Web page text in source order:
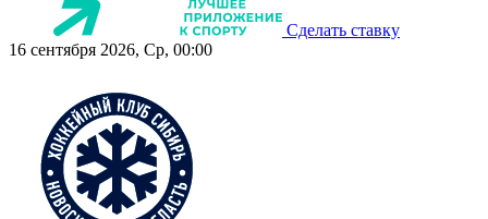
Сделать ставку
16 сентября 2026, Ср, 00:00